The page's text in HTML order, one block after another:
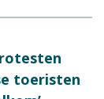
toeristen